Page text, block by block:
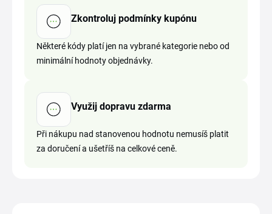
Zkontroluj podmínky kupónu
Některé kódy platí jen na vybrané kategorie nebo od
minimální hodnoty objednávky.
Využij dopravu zdarma
Při nákupu nad stanovenou hodnotu nemusíš platit
za doručení a ušetříš na celkové ceně.